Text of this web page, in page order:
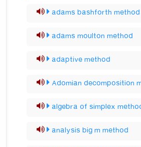
adams bashforth method
adams moulton method
adaptive method
Adomian decomposition
algebra of simplex
analysis big m method